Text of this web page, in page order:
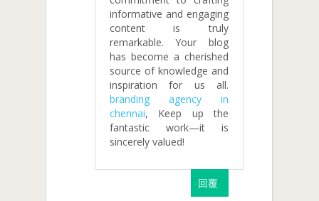
informative and engaging
content is truly
remarkable. Your blog
has become a cherished
source of knowledge and
inspiration for us all.
branding agency in
chennai, Keep up the
fantastic work—it is
sincerely valued!
回覆